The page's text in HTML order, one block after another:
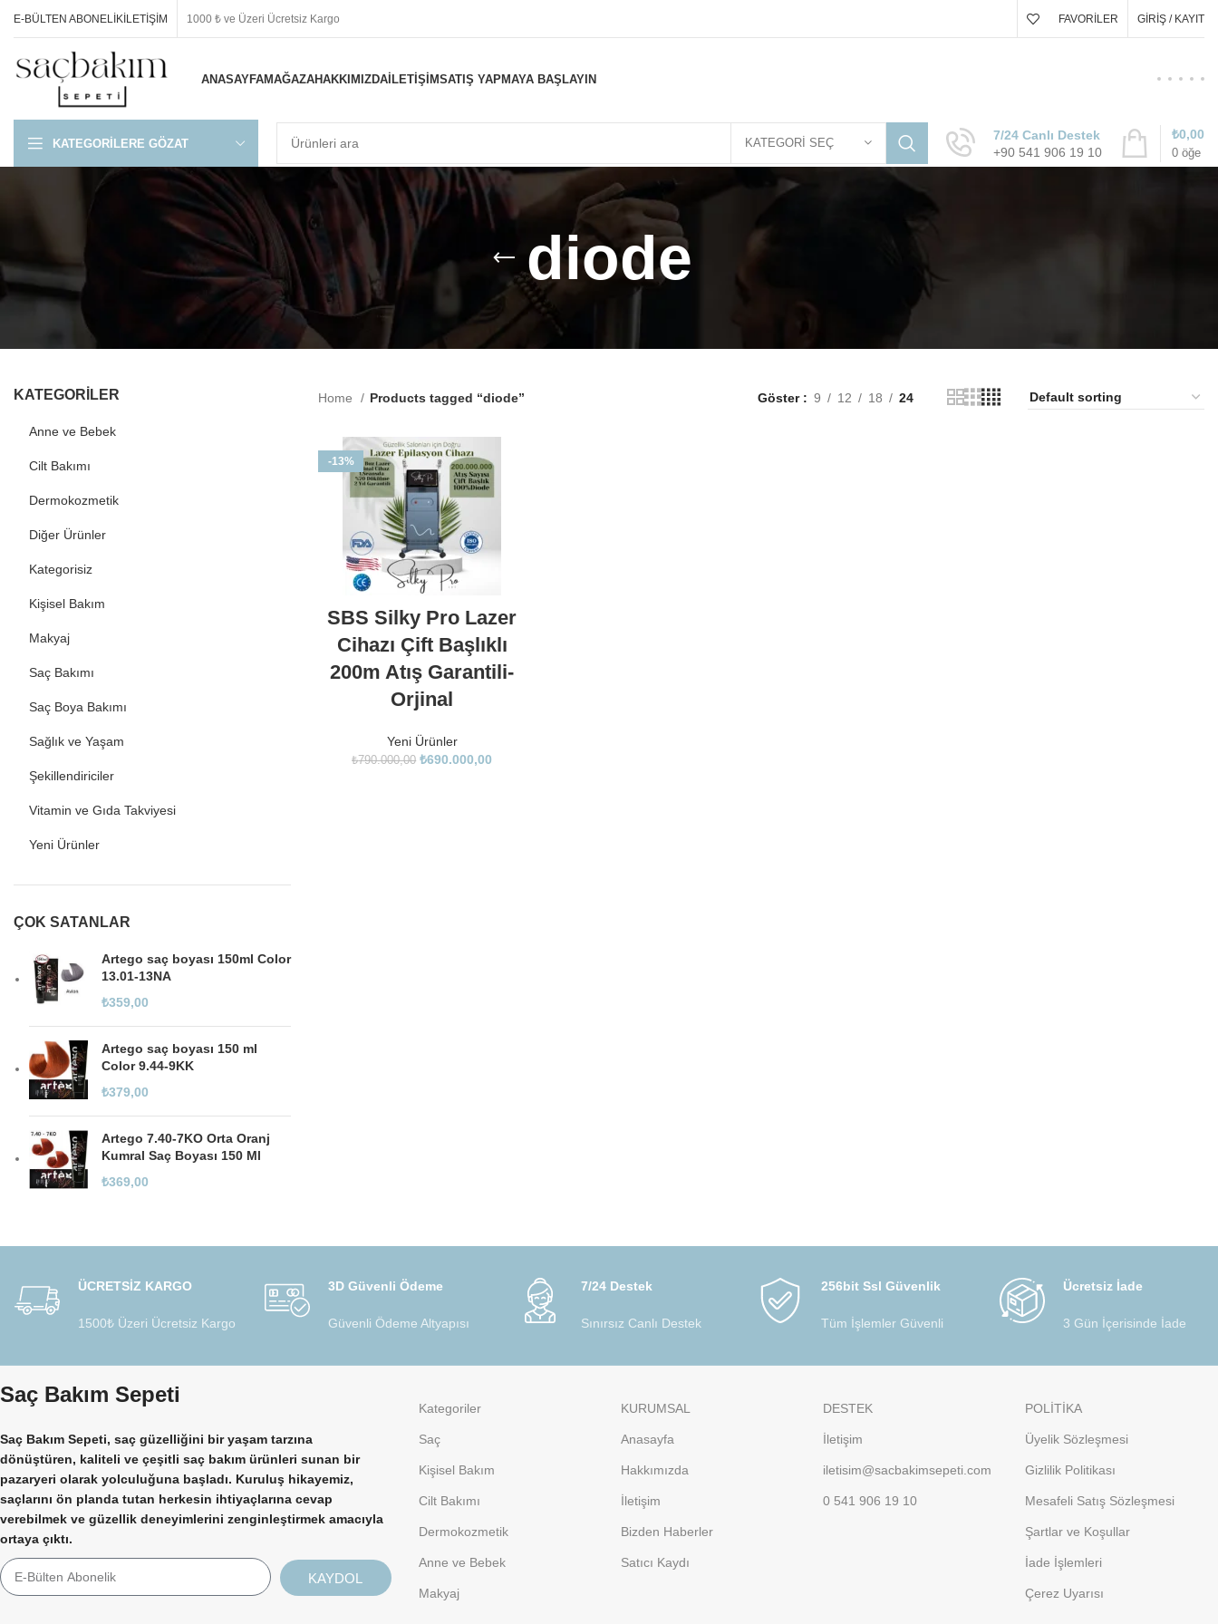
E-BÜLTEN ABONELIKİLETIŞIM 1000 ₺ ve Üzeri Ücretsiz Kargo FAVORILER GIRIŞ / KAYIT
ANASAYFAMAĞAZAHAKKIMIZDAİLETIŞIMSATIŞ YAPMAYA BAŞLAYIN
KATEGORILERE GÖZAT KATEGORI SEÇ
7/24 Canlı Destek
+90 541 906 19 10
0 öğe
₺0,00
diode
KATEGORİLER
Anne ve Bebek
Cilt Bakımı
Dermokozmetik
Diğer Ürünler
Kategorisiz
Kişisel Bakım
Makyaj
Saç Bakımı
Saç Boya Bakımı
Sağlık ve Yaşam
Şekillendiriciler
Vitamin ve Gıda Takviyesi
Yeni Ürünler
ÇOK SATANLAR
Artego saç boyası 150ml Color
13.01-13NA
₺359,00
Artego saç boyası 150 ml
Color 9.44-9KK
₺379,00
Artego 7.40-7KO Orta Oranj
Kumral Saç Boyası 150 Ml
₺369,00
Home Products tagged “diode” Göster 9 12 18 24
-13%
SBS Silky Pro Lazer
Cihazı Çift Başlıklı
200m Atış Garantili-
Orjinal
Yeni Ürünler
₺790.000,00 ₺690.000,00
ÜCRETSİZ KARGO
1500₺ Üzeri Ücretsiz Kargo
3D Güvenli Ödeme
Güvenli Ödeme Altyapısı
7/24 Destek
Sınırsız Canlı Destek
256bit Ssl Güvenlik
Tüm İşlemler Güvenli
Ücretsiz İade
3 Gün İçerisinde İade
Saç Bakım Sepeti
Saç Bakım Sepeti, saç güzelliğini bir yaşam tarzına
dönüştüren, kaliteli ve çeşitli saç bakım ürünleri sunan bir
pazaryeri olarak yolculuğuna başladı. Kuruluş hikayemiz,
saçlarını ön planda tutan herkesin ihtiyaçlarına cevap
verebilmek ve güzellik deneyimlerini zenginleştirmek amacıyla
ortaya çıktı.
KAYDOL
Kategoriler
Saç
Kişisel Bakım
Cilt Bakımı
Dermokozmetik
Anne ve Bebek
Makyaj
KURUMSAL
Anasayfa
Hakkımızda
İletişim
Bizden Haberler
Satıcı Kaydı
DESTEK
İletişim
iletisim@sacbakimsepeti.com
0 541 906 19 10
POLİTİKA
Üyelik Sözleşmesi
Gizlilik Politikası
Mesafeli Satış Sözleşmesi
Şartlar ve Koşullar
İade İşlemleri
Çerez Uyarısı